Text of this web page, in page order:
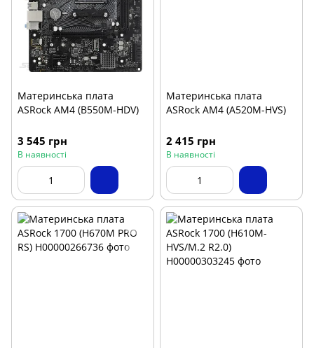
Материнська плата
ASRock АМ4 (B550M-HDV)
3 545 грн
В наявності
Материнська плата
ASRock АМ4 (A520M-HVS)
2 415 грн
В наявності